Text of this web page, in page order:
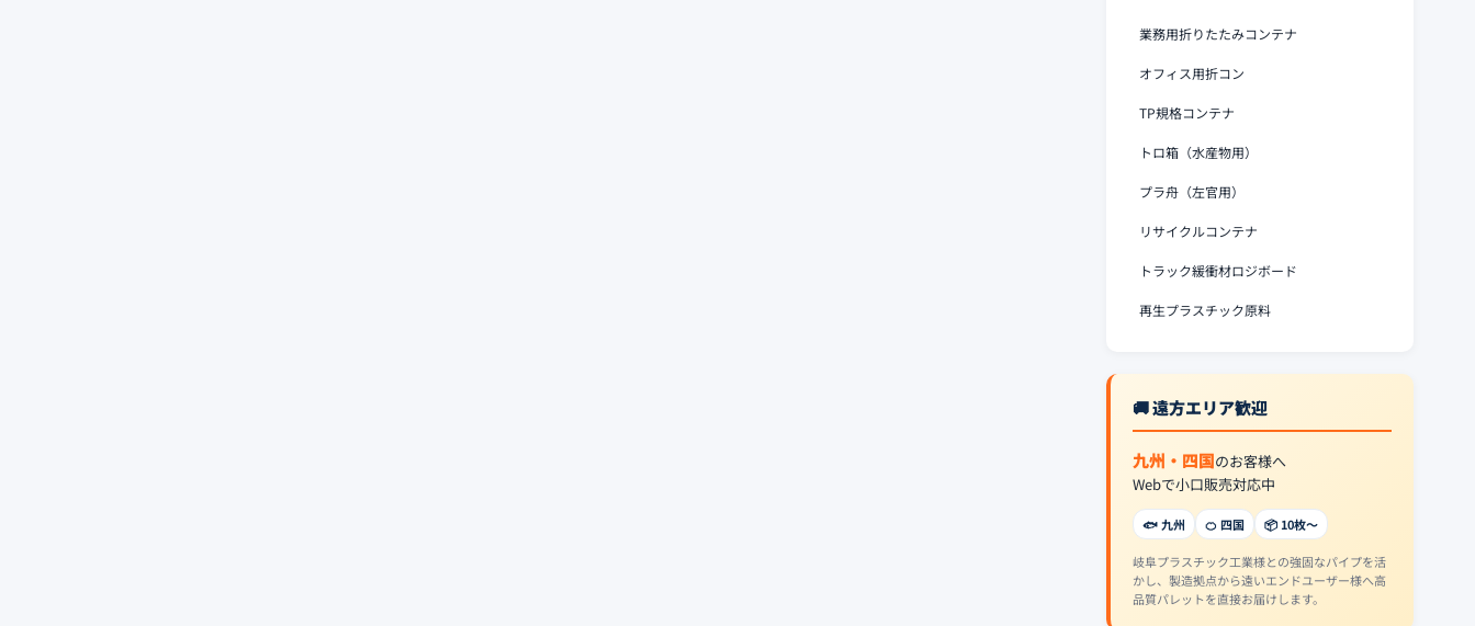
業務用折りたたみコンテナ
オフィス用折コン
TP規格コンテナ
トロ箱（水産物用）
プラ舟（左官用）
リサイクルコンテナ
トラック緩衝材ロジボード
再生プラスチック原料
🚚 遠方エリア歓迎
九州・四国のお客様へ
Webで小口販売対応中
🐟 九州 🍊 四国 📦 10枚〜
岐阜プラスチック工業様との強固なパイプを活
かし、製造拠点から遠いエンドユーザー様へ高
品質パレットを直接お届けします。